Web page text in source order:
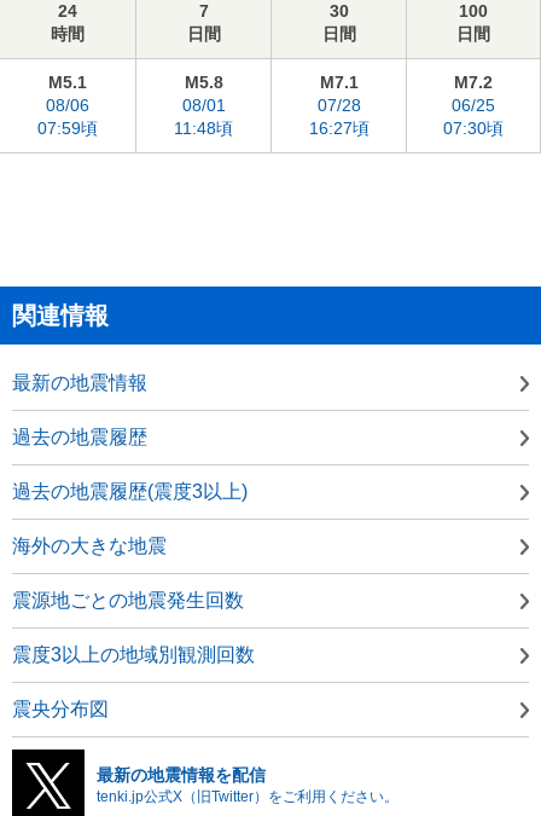
24
時間
7
日間
30
日間
100
日間
M5.1
08/06
07:59頃
M5.8
08/01
11:48頃
M7.1
07/28
16:27頃
M7.2
06/25
07:30頃
関連情報
最新の地震情報
過去の地震履歴
過去の地震履歴(震度3以上)
海外の大きな地震
震源地ごとの地震発生回数
震度3以上の地域別観測回数
震央分布図
最新の地震情報を配信
tenki.jp公式X（旧Twitter）をご利用ください。